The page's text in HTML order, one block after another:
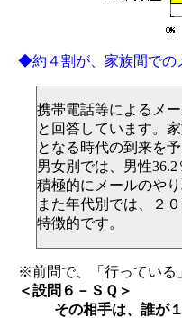
◆約４割が、家族間での
携帯電話等によるメ
と回答しています。
となる時代の到来を
男女別では、男性
積極的にメールのや
また年代別では、２
特徴的です。
※前問で、「行っている
＜設問６－ＳＱ＞
その相手は、誰が